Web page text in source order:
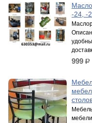
-24, -
999 р.